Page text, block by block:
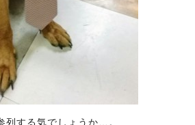
列する気でしょうか…。